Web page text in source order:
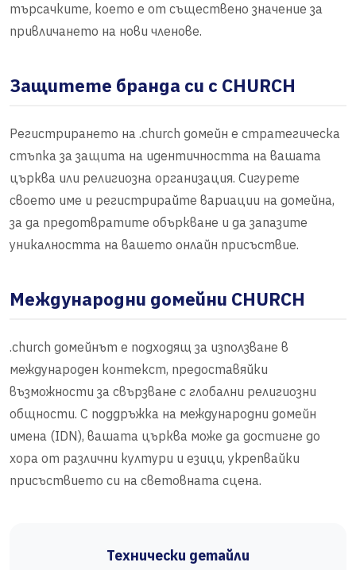
търсачките, което е от съществено значение за
привличането на нови членове.
Защитете бранда си с CHURCH
Регистрирането на .church домейн е стратегическа
стъпка за защита на идентичността на вашата
църква или религиозна организация. Сигурете
своето име и регистрирайте вариации на домейна,
за да предотвратите объркване и да запазите
уникалността на вашето онлайн присъствие.
Международни домейни CHURCH
.church домейнът е подходящ за използване в
международен контекст, предоставяйки
възможности за свързване с глобални религиозни
общности. С поддръжка на международни домейн
имена (IDN), вашата църква може да достигне до
хора от различни култури и езици, укрепвайки
присъствието си на световната сцена.
Технически детайли